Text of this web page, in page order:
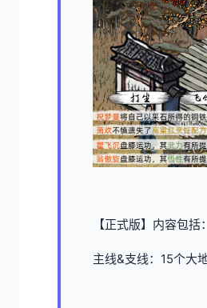
【正式版】内容包括：
主线&支线：15个大